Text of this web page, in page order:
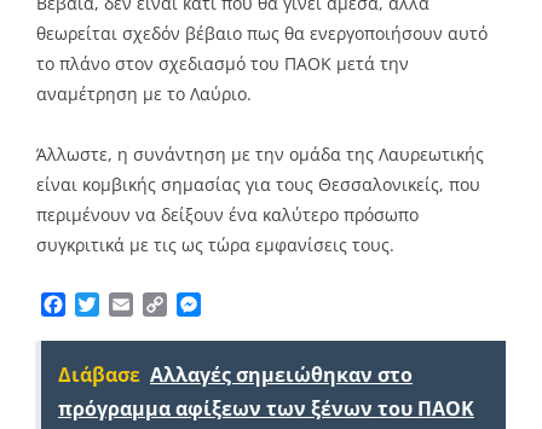
θεωρείται σχεδόν βέβαιο πως θα ενεργοποιήσουν αυτό
το πλάνο στον σχεδιασμό του ΠΑΟΚ μετά την
αναμέτρηση με το Λαύριο.
Άλλωστε, η συνάντηση με την ομάδα της Λαυρεωτικής
είναι κομβικής σημασίας για τους Θεσσαλονικείς, που
περιμένουν να δείξουν ένα καλύτερο πρόσωπο
συγκριτικά με τις ως τώρα εμφανίσεις τους.
Facebook
TwitterEmailCopy
Διάβασε Αλλαγές σημειώθηκαν στο
πρόγραμμα αφίξεων των ξένων του ΠΑΟΚ